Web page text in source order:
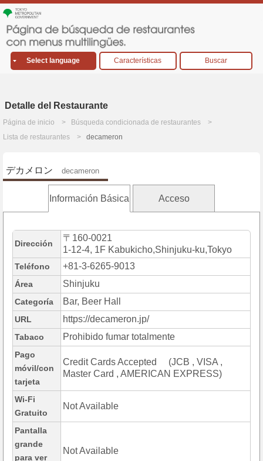
Select language Características Buscar
Detalle del Restaurante
Página de inicio
Búsqueda condicionada de restaurantes
Lista de restaurantes
decameron
デカメロン decameron
Información Básica Acceso
Dirección
〒160-0021
1-12-4, 1F Kabukicho,Shinjuku-ku,Tokyo
Teléfono +81-3-6265-9013
Área Shinjuku
Categoría Bar, Beer Hall
URL https://decameron.jp/
Tabaco Prohibido fumar totalmente
Pago
móvil/con
tarjeta
Credit Cards Accepted (JCB , VISA ,
Master Card , AMERICAN EXPRESS)
Wi-Fi
Gratuito
Not Available
Pantalla
grande
para ver
Not Available